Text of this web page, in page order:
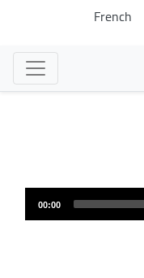
French
00:00